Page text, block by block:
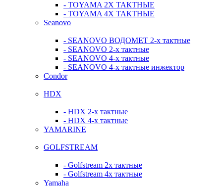
- TOYAMA 2Х ТАКТНЫЕ
- TOYAMA 4Х ТАКТНЫЕ
Seanovo
- SEANOVO ВОДОМЕТ 2-х тактные
- SEANOVO 2-х тактные
- SEANOVO 4-х тактные
- SEANOVO 4-х тактные инжектор
Condor
HDX
- HDX 2-х тактные
- HDX 4-х тактные
YAMARINE
GOLFSTREAM
- Golfstream 2х тактные
- Golfstream 4х тактные
Yamaha